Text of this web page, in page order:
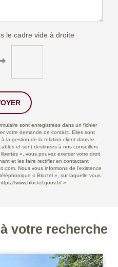
le cadre vide à droite
sont enregistrées dans un fichier
votre demande de contact. Elles sont
la gestion de la relation client dans le
et sont destinées à nos conseillers
», vous pouvez exercer votre droit
et les faire rectifier en contactant
Nous vous informons de l'existence
« Bloctel », sur laquelle vous
https://www.bloctel.gouv.fr/ »
votre recherche